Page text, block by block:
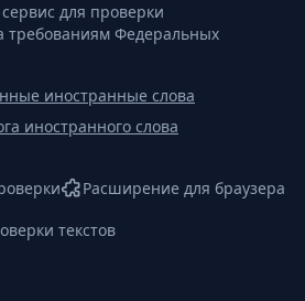
для проверки
требованиям Федеральных
иностранные слова
иностранного слова
Расширение для браузера
текстов